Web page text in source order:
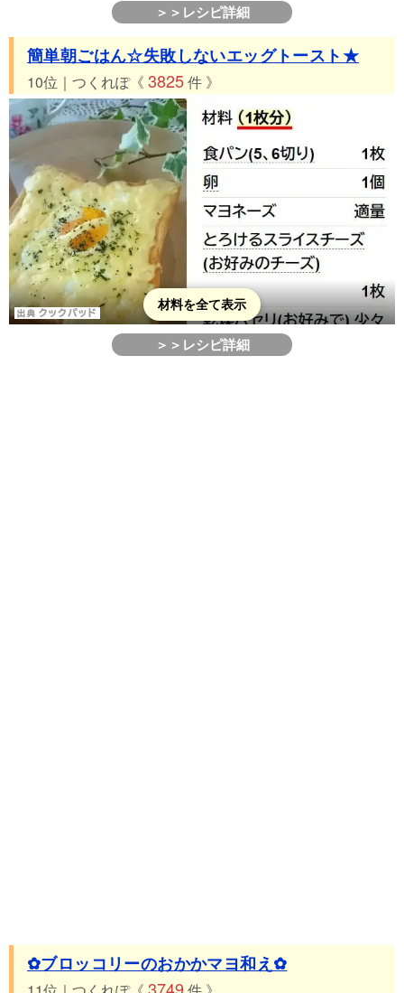
＞＞レシピ詳細
簡単朝ごはん☆失敗しないエッグトースト★
10位｜つくれぽ《 3825件 》
材料を全て表示
＞＞レシピ詳細
✿ブロッコリーのおかかマヨ和え✿
3749